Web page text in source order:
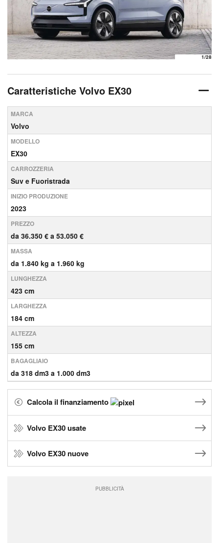
1/28
Caratteristiche Volvo EX30
MARCA
Volvo
MODELLO
EX30
CARROZZERIA
Suv e Fuoristrada
INIZIO PRODUZIONE
2023
PREZZO
da 36.350 € a 53.050 €
MASSA
da 1.840 kg a 1.960 kg
LUNGHEZZA
423 cm
LARGHEZZA
184 cm
ALTEZZA
155 cm
BAGAGLIAIO
da 318 dm3 a 1.000 dm3
Calcola il finanziamento
Volvo EX30 usate
Volvo EX30 nuove
PUBBLICITÀ